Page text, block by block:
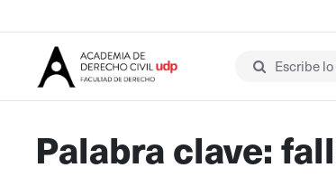
Escribe
Palabra clave: